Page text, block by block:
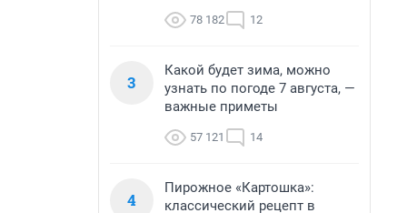
78 182 12
3
Какой будет зима, можно
узнать по погоде 7 августа, —
важные приметы
57 121 14
4
Пирожное «Картошка»:
классический рецепт в